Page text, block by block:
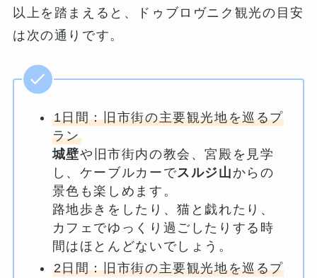
以上を踏まえると、ドゥブロヴニク観光の目安
は次の通りです。
1日間：旧市街の主要観光地を巡るプ
ラン
城壁や旧市街内の教会、宮殿を見学
し、ケーブルカーでスルジ山 からの
景色も楽しめます。
路地歩きをしたり、猫と戯れたり、
カフェでゆっくり過ごしたりする時
間はほとんどないでしょう。
2日間：旧市街の主要観光地を巡るプ